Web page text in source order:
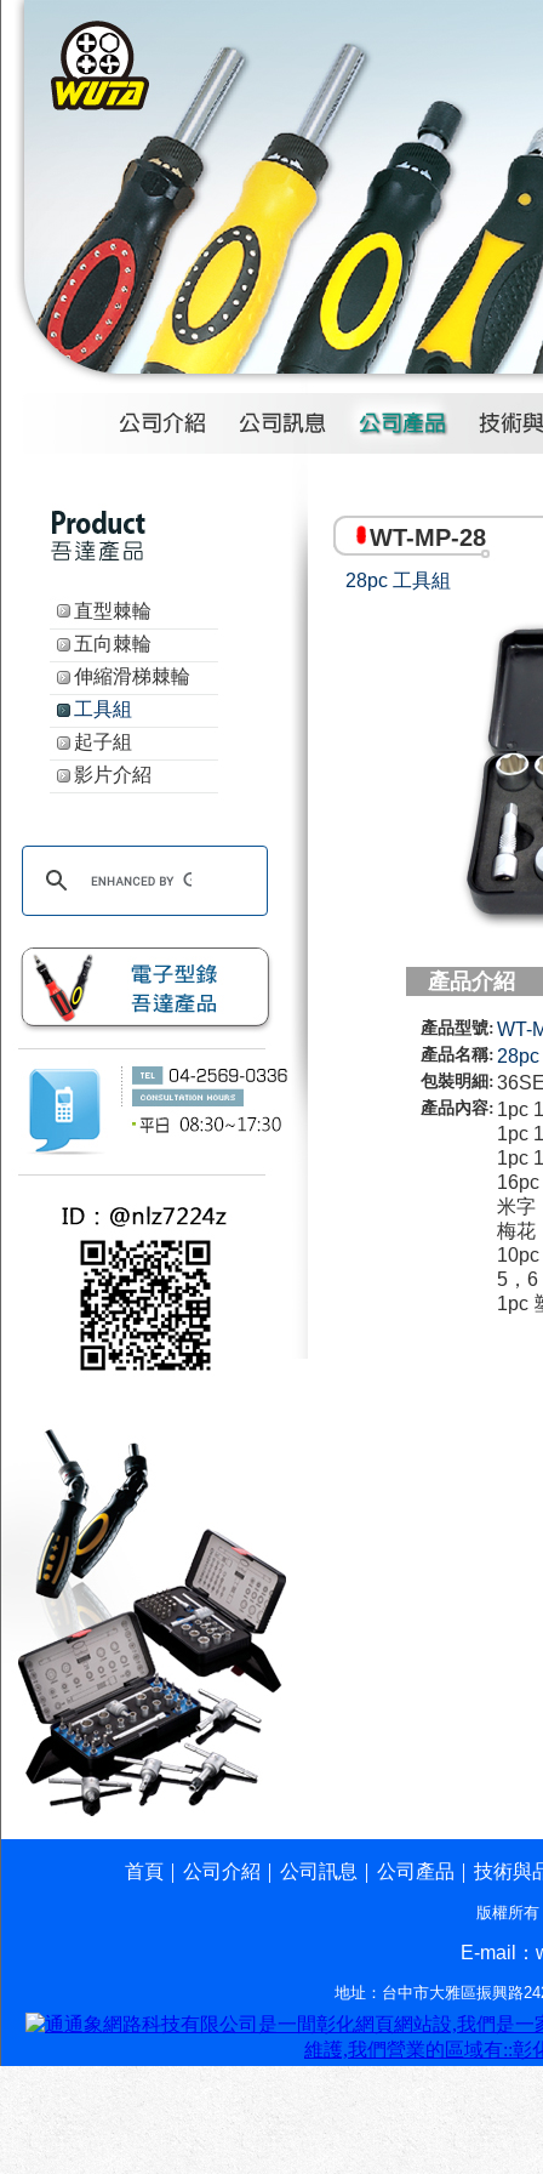
3
4
直型棘輪
五向棘輪
伸縮滑梯棘輪
工具組
起子組
影片介紹
WT-MP-28
28pc 工具組
產品介紹
產品型號: WT-
產品名稱:
包裝明細:
產品內容: 1pc
1pc
1pc
米字
梅花
5，6
1pc
首頁 公司介紹 公司訊息 公司產品 技術與
版權所
E-mail：
地址：台中市大雅區振興路